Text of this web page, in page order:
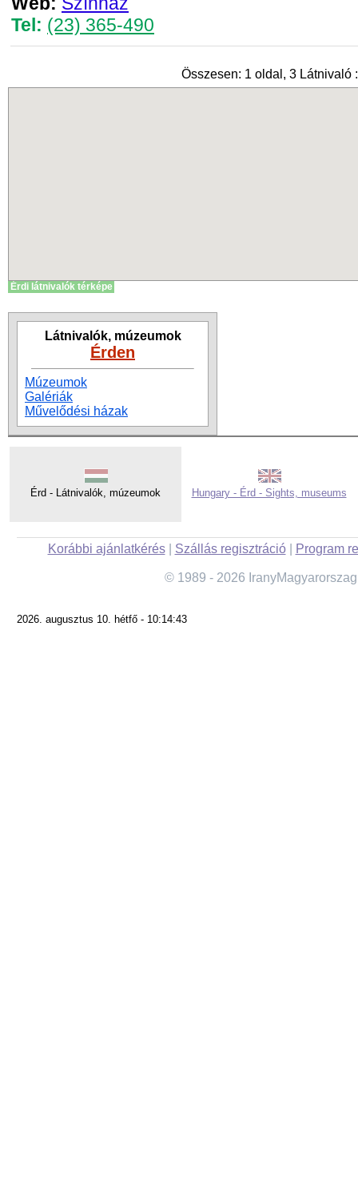
Tel: (23) 365-490
Összesen: 1 oldal, 3 Látnivaló :
Érdi látnivalók térképe
Látnivalók, múzeumok
Érden
Múzeumok
Galériák
Művelődési házak
Érd - Látnivalók, múzeumok Hungary - Érd - Sights, museums
Korábbi ajánlatkérés| Szállás regisztráció| Program
© 1989 - 2026
2026. augusztus 10. hétfő - 10:14:43